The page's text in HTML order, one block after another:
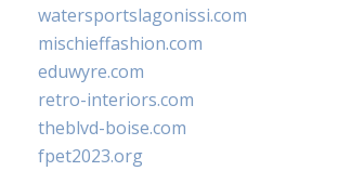
watersportslagonissi.com
mischieffashion.com
eduwyre.com
retro-interiors.com
theblvd-boise.com
fpet2023.org